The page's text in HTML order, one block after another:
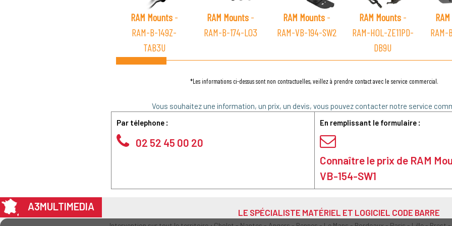
RAM Mounts-
RAM-B-149Z-
TAB3U
RAM Mounts-
RAM-B-174-LO3
RAM Mounts-
RAM-VB-194-SW2
RAM Mounts-
RAM-HOL-ZE11PD-
DB9U
RAM-
*Les informations ci-dessus sont non contractuelles, veillez à prendre contact avec le service commercial.
Vous souhaitez une information, un prix, un devis, vous pouvez contacter notre service
Par télephone :
02 52 45 00 20
En remplissant le formulaire :
Connaître le prix de RAM
VB-154-SW1
A3MULTIMEDIA LE SPÉCIALISTE MATÉRIEL ET LOGICIEL CODE BARRE